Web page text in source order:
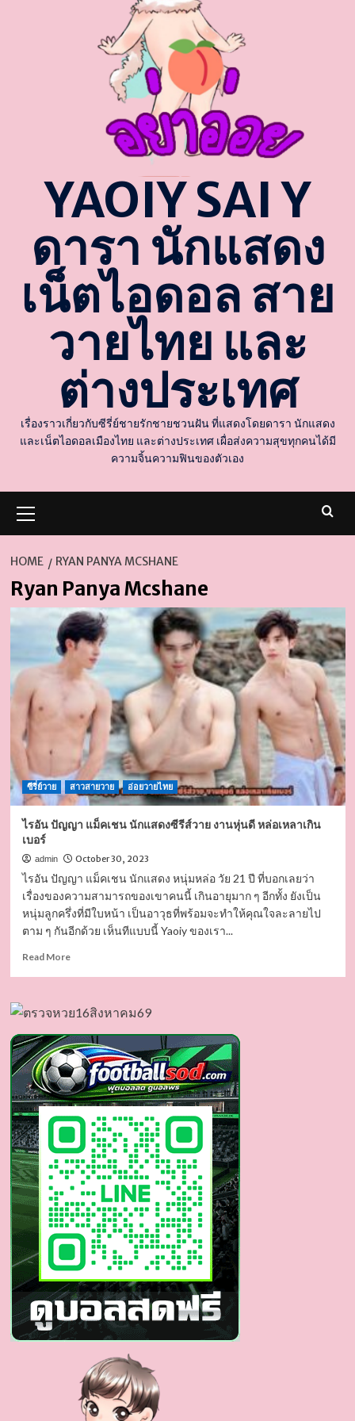
YAOIY SAI Y
ดารา นักแสดง
เน็ตไอดอล สาย
วายไทย และ
ต่างประเทศ
เรื่องราวเกี่ยวกับซีรี่ย์ชายรักชายชวนฝัน ที่แสดงโดยดารา นักแสดง
และเน็ตไอดอลเมืองไทย และต่างประเทศ เผื่อส่งความสุขทุกคนได้มี
ความจิ้นความฟินของตัวเอง
Menu
HOME RYAN PANYA MCSHANE
Ryan Panya Mcshane
ซีรี่ย์วาย สาวสายวาย อ่อยวายไทย
ไรอัน ปัญญา แม็คเชน นักแสดงซีรีส์วาย งานหุ่นดี หล่อเหลาเกิน
เบอร์
admin October 30, 2023
ไรอัน ปัญญา แม็คเชน นักแสดง หนุ่มหล่อ วัย 21 ปี ที่บอกเลยว่า
เรื่องของความสามารถของเขาคนนี้ เกินอายุมาก ๆ อีกทั้ง ยังเป็น
หนุ่มลูกครึ่งที่มีใบหน้า เป็นอาวุธที่พร้อมจะทำให้คุณใจละลายไป
ตาม ๆ กันอีกด้วย เห็นทีแบบนี้ Yaoiy ของเรา...
Read MoreRead
อัน
แม็ค
เชน
นัก
แสดง
ซี
รีส์
วาย
งาน
หุ่น
หล่อ
เหลา
เกิน
เบอร์